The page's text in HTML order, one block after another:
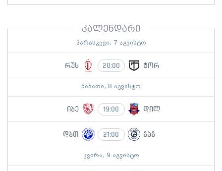
კალენდარი
პარასკევი, 7 აგვისტო
რუს 20:00 ტორ
შაბათი, 8 აგვისტო
იბე 19:00 დილ
დბთ 21:00 გაგ
კვირა, 9 აგვისტო